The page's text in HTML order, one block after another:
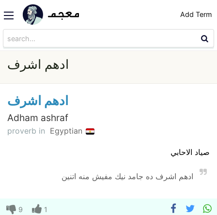
Add Term
ادهم اشرف
ادهم اشرف
Adham ashraf
proverb in Egyptian
صياد الاحابي
ادهم اشرف ده جامد نيك مفيش منه اتنين
9
1